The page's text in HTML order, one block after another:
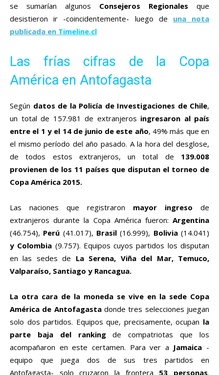
se sumarían algunos Consejeros Regionales que
desistieron ir -coincidentemente- luego de una nota
publicada en Timeline.cl
Las frías cifras de la Copa
América en Antofagasta
Según datos de la Policía de Investigaciones de Chile,
un total de 157.981 de extranjeros ingresaron al país
entre el 1 y el 14 de junio de este año, 49% más que en
el mismo período del año pasado. A la hora del desglose,
de todos estos extranjeros, un total de 139.008
provienen de los 11 países que disputan el torneo de
Copa América 2015.
Las naciones que registraron mayor ingreso de
extranjeros durante la Copa América fueron: Argentina
(46.754), Perú (41.017), Brasil (16.999), Bolivia(14.041)
y Colombia (9.757). Equipos cuyos partidos los disputan
en las sedes de La Serena, Viña del Mar, Temuco,
Valparaíso, Santiago y Rancagua.
La otra cara de la moneda se vive en la sede Copa
América de Antofagastadonde tres selecciones juegan
solo dos partidos. Equipos que, precisamente, ocupan la
parte baja del rankingde compatriotas que los
acompañaron en este certamen. Para ver a Jamaica -
equipo que juega dos de sus tres partidos en
Antofagasta- solo cruzaron la frontera 53 personas.